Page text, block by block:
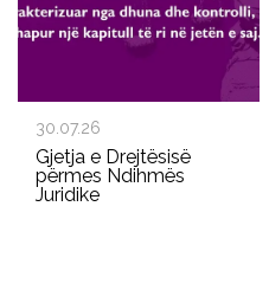
30.07.26
Gjetja e Drejtësisë
përmes Ndihmës
Juridike